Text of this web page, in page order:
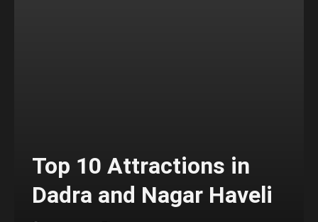
Top 10 Attractions in
Dadra and Nagar Haveli